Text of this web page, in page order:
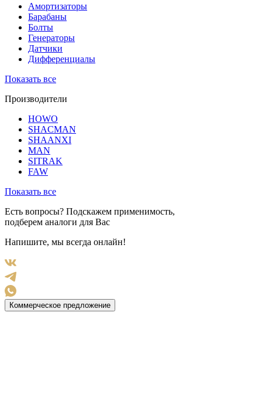
Амортизаторы
Барабаны
Болты
Генераторы
Датчики
Дифференциалы
Показать все
Производители
HOWO
SHACMAN
SHAANXI
MAN
SITRAK
FAW
Показать все
Есть вопросы? Подскажем применимость,
подберем аналоги для Вас
Напишите, мы всегда онлайн!
Коммерческое предложение